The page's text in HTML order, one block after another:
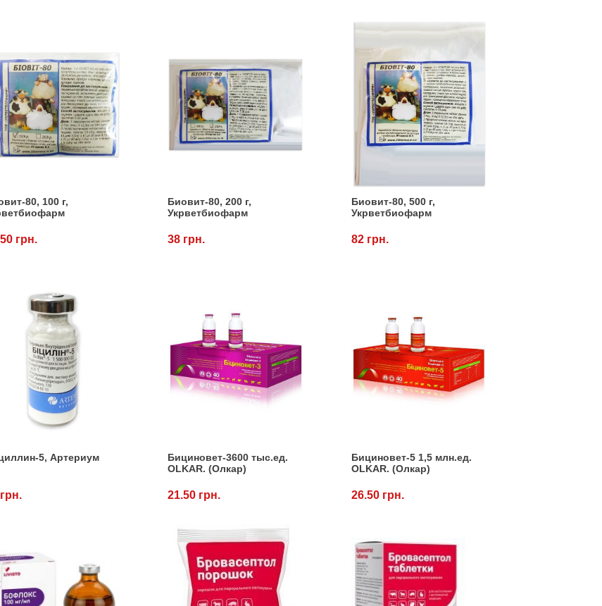
80, 100 г,
грн.
Биовит-80, 200 г,
Укрветбиофарм
38 грн.
Биовит-80, 500 г,
Укрветбиофарм
82 грн.
5, Артериум
Бициновет-3600 тыс.ед.
OLKAR. (Олкар)
21.50 грн.
Бициновет-5 1,5 млн.ед.
OLKAR. (Олкар)
26.50 грн.